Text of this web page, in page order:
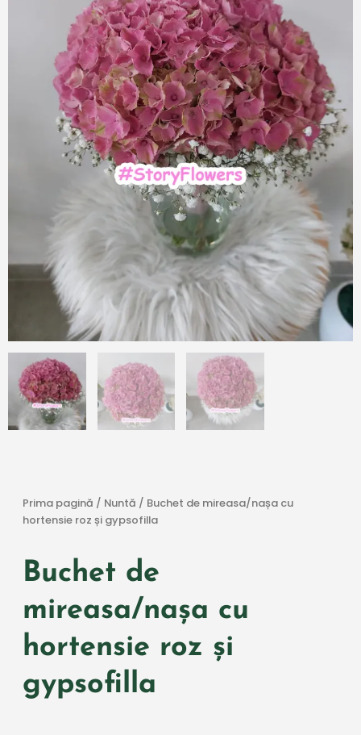
Prima pagină / Nuntă / Buchet de mireasa/nașa cu
hortensie roz și gypsofilla
Buchet de
mireasa/nașa cu
hortensie roz și
gypsofilla